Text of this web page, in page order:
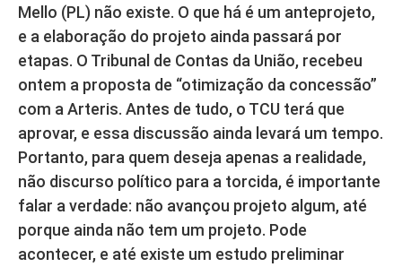
Mello (PL) não existe. O que há é um anteprojeto,
e a elaboração do projeto ainda passará por
etapas. O Tribunal de Contas da União, recebeu
ontem a proposta de “otimização da concessão”
com a Arteris. Antes de tudo, o TCU terá que
aprovar, e essa discussão ainda levará um tempo.
Portanto, para quem deseja apenas a realidade,
não discurso político para a torcida, é importante
falar a verdade: não avançou projeto algum, até
porque ainda não tem um projeto. Pode
acontecer, e até existe um estudo preliminar